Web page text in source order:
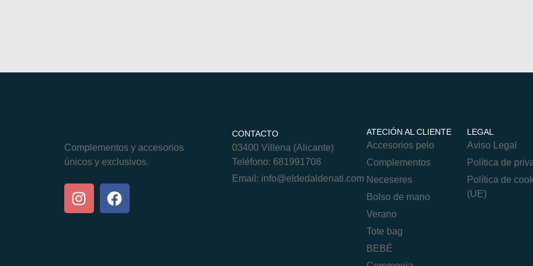
Complementos y accesorios
únicos y exclusivos.
CONTACTO
03400 Villena (Alicante)
Teléfono: 681991708
Email: info@eldedaldenati.com
ATECIÓN AL CLIENTE
Accesorios pelo
Complementos
Neceseres
Bolso de mano
Verano
Tote bag
BEBÉ
LEGAL
Aviso Legal
Política de
Política de
(UE)